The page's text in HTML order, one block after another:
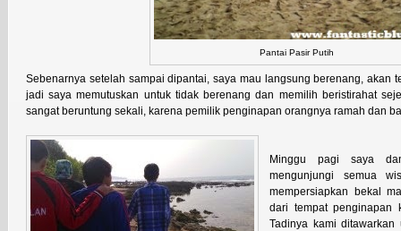
Pantai Pasir Putih
Sebenarnya setelah sampai dipantai, saya mau langsung berenang, akan
jadi saya memutuskan untuk tidak berenang dan memilih beristirahat
sangat beruntung sekali, karena pemilik penginapan orangnya ramah dan
Minggu pagi saya
mengunjungi semua
mempersiapkan bekal
dari tempat penginapan
Tadinya kami